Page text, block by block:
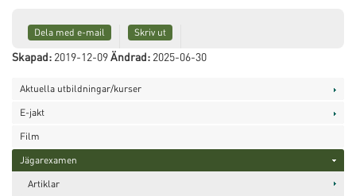
Dela med e-mail Skriv ut
Skapad: 2019-12-09Ändrad: 2025-06-30
Aktuella utbildningar/kurser
E-jakt
Film
Jägarexamen
Artiklar